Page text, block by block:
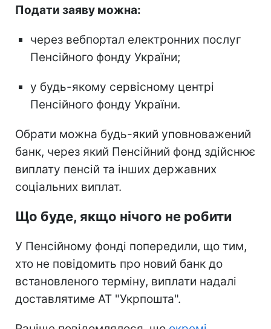
Подати заяву можна:
через вебпортал електронних послуг
Пенсійного фонду України;
у будь-якому сервісному центрі
Пенсійного фонду України.
Обрати можна будь-який уповноважений
банк, через який Пенсійний фонд здійснює
виплату пенсій та інших державних
соціальних виплат.
Що буде, якщо нічого не робити
У Пенсійному фонді попередили, що тим,
хто не повідомить про новий банк до
встановленого терміну, виплати надалі
доставлятиме АТ "Укрпошта".